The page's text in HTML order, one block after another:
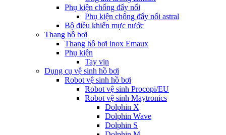
Phụ kiện chống đẩy nổi
Phụ kiện chống đẩy nổi astral
Bộ điều khiển mực nước
Thang hồ bơi
Thang hồ bơi inox Emaux
Phụ kiện
Tay vịn
Dụng cụ vệ sinh hồ bơi
Robot vệ sinh hồ bơi
Robot vệ sinh Procopi/EU
Robot vệ sinh Maytronics
Dolphin X
Dolphin Wave
Dolphin S